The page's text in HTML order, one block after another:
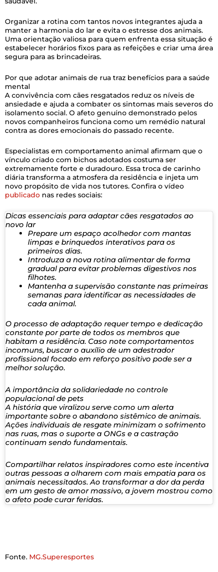
Organizar a rotina com tantos novos integrantes ajuda a
manter a harmonia do lar e evita o estresse dos animais.
Uma orientação valiosa para quem enfrenta essa situação é
estabelecer horários fixos para as refeições e criar uma área
segura para as brincadeiras.
Por que adotar animais de rua traz benefícios para a saúde
mental
A convivência com cães resgatados reduz os níveis de
ansiedade e ajuda a combater os sintomas mais severos do
isolamento social. O afeto genuíno demonstrado pelos
novos companheiros funciona como um remédio natural
contra as dores emocionais do passado recente.
Especialistas em comportamento animal afirmam que o
vínculo criado com bichos adotados costuma ser
extremamente forte e duradouro. Essa troca de carinho
diária transforma a atmosfera da residência e injeta um
novo propósito de vida nos tutores. Confira o vídeo
publicado nas redes sociais:
Dicas essenciais para adaptar cães resgatados ao
novo lar
Prepare um espaço acolhedor com mantas
limpas e brinquedos interativos para os
primeiros dias.
Introduza a nova rotina alimentar de forma
gradual para evitar problemas digestivos nos
filhotes.
Mantenha a supervisão constante nas primeiras
semanas para identificar as necessidades de
cada animal.
O processo de adaptação requer tempo e dedicação
constante por parte de todos os membros que
habitam a residência. Caso note comportamentos
incomuns, buscar o auxílio de um adestrador
profissional focado em reforço positivo pode ser a
melhor solução.
A importância da solidariedade no controle
populacional de pets
A história que viralizou serve como um alerta
importante sobre o abandono sistêmico de animais.
Ações individuais de resgate minimizam o sofrimento
nas ruas, mas o suporte a ONGs e a castração
continuam sendo fundamentais.
Compartilhar relatos inspiradores como este incentiva
outras pessoas a olharem com mais empatia para os
animais necessitados. Ao transformar a dor da perda
em um gesto de amor massivo, a jovem mostrou como
o afeto pode curar feridas.
Fonte. MG.Superesportes